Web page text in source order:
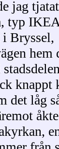
jag
typ
Bryssel,
hem
knappt
det låg